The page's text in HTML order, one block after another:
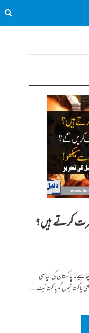
کرتے ہیں؟
پاکستان کی سیاسی
پاکستانیوں کو پاکستانیت...